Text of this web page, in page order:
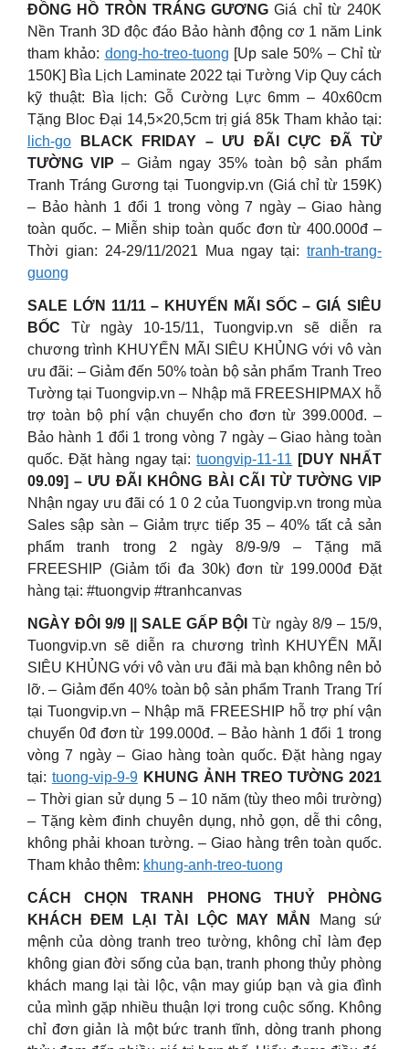
ĐỒNG HỒ TRÒN TRÁNG GƯƠNG Giá chỉ từ 240K
Nền Tranh 3D độc đáo Bảo hành động cơ 1 năm Link
tham khảo: dong-ho-treo-tuong [Up sale 50% – Chỉ từ
150K] Bìa Lịch Laminate 2022 tại Tường Vip Quy cách
kỹ thuật: Bìa lịch: Gỗ Cường Lực 6mm – 40x60cm
Tặng Bloc Đại 14,5×20,5cm trị giá 85k Tham khảo tại:
lich-go
BLACK FRIDAY – ƯU ĐÃI CỰC ĐÃ TỪ
TƯỜNG VIP – Giảm ngay 35% toàn bộ sản phẩm
Tranh Tráng Gương tại Tuongvip.vn (Giá chỉ từ 159K)
– Bảo hành 1 đổi 1 trong vòng 7 ngày – Giao hàng
toàn quốc. – Miễn ship toàn quốc đơn từ 400.000đ –
Thời gian: 24-29/11/2021 Mua ngay tại: tranh-trang-
guong
SALE LỚN 11/11 – KHUYẾN MÃI SỐC – GIÁ SIÊU
BỐC Từ ngày 10-15/11, Tuongvip.vn sẽ diễn ra
chương trình KHUYẾN MÃI SIÊU KHỦNG với vô vàn
ưu đãi: – Giảm đến 50% toàn bộ sản phẩm Tranh Treo
Tường tại Tuongvip.vn – Nhập mã FREESHIPMAX hỗ
trợ toàn bộ phí vận chuyển cho đơn từ 399.000đ. –
Bảo hành 1 đổi 1 trong vòng 7 ngày – Giao hàng toàn
quốc. Đặt hàng ngay tại:tuongvip-11-11 [DUY NHẤT
09.09] – ƯU ĐÃI KHÔNG BÀI CÃI TỪ TƯỜNG VIP
Nhận ngay ưu đãi có 1 0 2 của Tuongvip.vn trong mùa
Sales sập sàn – Giảm trực tiếp 35 – 40% tất cả sản
phẩm tranh trong 2 ngày 8/9-9/9 – Tặng mã
FREESHIP (Giảm tối đa 30k) đơn từ 199.000đ Đặt
hàng tại: #tuongvip #tranhcanvas
NGÀY ĐÔI 9/9 || SALE GẤP BỘITừ ngày 8/9 – 15/9,
Tuongvip.vn sẽ diễn ra chương trình KHUYẾN MÃI
SIÊU KHỦNG với vô vàn ưu đãi mà bạn không nên bỏ
lỡ. – Giảm đến 40% toàn bộ sản phẩm Tranh Trang Trí
tại Tuongvip.vn – Nhập mã FREESHIP hỗ trợ phí vận
chuyển 0đ đơn từ 199.000đ. – Bảo hành 1 đổi 1 trong
vòng 7 ngày – Giao hàng toàn quốc. Đặt hàng ngay
tại: tuong-vip-9-9 KHUNG ẢNH TREO TƯỜNG 2021
– Thời gian sử dụng 5 – 10 năm (tùy theo môi trường)
– Tặng kèm đinh chuyên dụng, nhỏ gọn, dễ thi công,
không phải khoan tường. – Giao hàng trên toàn quốc.
Tham khảo thêm: khung-anh-treo-tuong
CÁCH CHỌN TRANH PHONG THUỶ PHÒNG
KHÁCH ĐEM LẠI TÀI LỘC MAY MẮN
Mang sứ
mệnh của dòng tranh treo tường, không chỉ làm đẹp
không gian đời sống của bạn, tranh phong thủy phòng
khách mang lại tài lộc, vận may giúp bạn và gia đình
của mình gặp nhiều thuận lợi trong cuộc sống. Không
chỉ đơn giản là một bức tranh tĩnh, dòng tranh phong